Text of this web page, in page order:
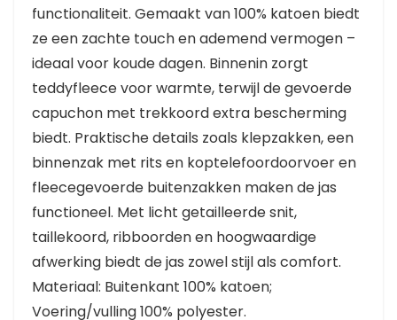
functionaliteit. Gemaakt van 100% katoen biedt
ze een zachte touch en ademend vermogen –
ideaal voor koude dagen. Binnenin zorgt
teddyfleece voor warmte, terwijl de gevoerde
capuchon met trekkoord extra bescherming
biedt. Praktische details zoals klepzakken, een
binnenzak met rits en koptelefoordoorvoer en
fleecegevoerde buitenzakken maken de jas
functioneel. Met licht getailleerde snit,
taillekoord, ribboorden en hoogwaardige
afwerking biedt de jas zowel stijl als comfort.
Materiaal: Buitenkant 100% katoen;
Voering/vulling 100% polyester.